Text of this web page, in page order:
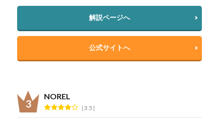
解説ページへ
公式サイトへ
NOREL
3.5